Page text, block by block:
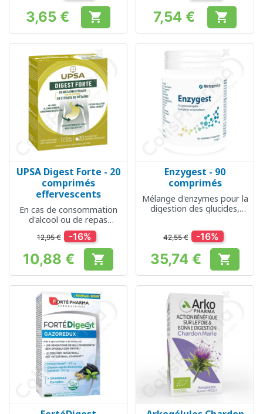
Prix
3,65 €  Prix
7,54 € 
UPSA Digest Forte - 20
comprimés
effervescents
En cas de consommation
d'alcool ou de repas
copieux
12,95 € -16%
Prix
10,88 € 
Enzygest - 90
comprimés
Mélange d'enzymes pour la
digestion des glucides,
42,55 € -16%
Prix
35,74 € 